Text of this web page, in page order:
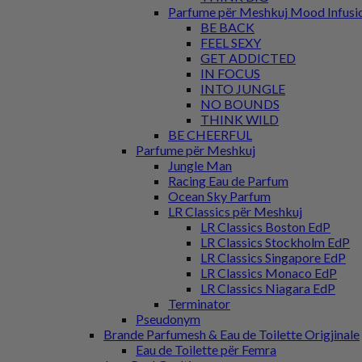
Parfume për Meshkuj Mood
BE BACK
FEEL SEXY
GET ADDICTED
IN FOCUS
INTO JUNGLE
NO BOUNDS
THINK WILD
BE CHEERFUL
Parfume për Meshkuj
Jungle Man
Racing Eau de Parfum
Ocean Sky Parfum
LR Classics për Meshkuj
LR Classics Boston EdP
LR Classics Stockholm EdP
LR Classics Singapore EdP
LR Classics Monaco EdP
LR Classics Niagara EdP
Terminator
Pseudonym
Brande Parfumesh & Eau de Toilette Origjinale
Eau de Toilette për Femra